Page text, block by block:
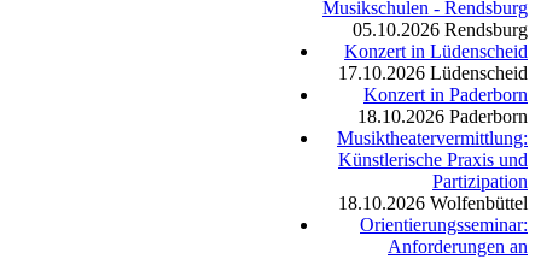
Musikschulen - Rendsburg
05.10.2026 Rendsburg
Konzert in Lüdenscheid
17.10.2026 Lüdenscheid
Konzert in Paderborn
18.10.2026 Paderborn
Musiktheatervermittlung:
Künstlerische Praxis und
Partizipation
18.10.2026 Wolfenbüttel
Orientierungsseminar:
Anforderungen an